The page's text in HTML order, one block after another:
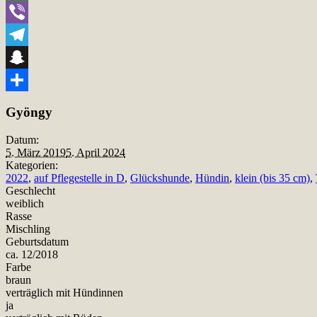
WhatsApp
Viber
Telegram
Snapchat
Gyöngy
Datum:
5. März 20195. April 2024
Kategorien:
2022, auf Pflegestelle in D, Glückshunde, Hündin, klein (bis 35 cm),
Geschlecht
weiblich
Rasse
Mischling
Geburtsdatum
ca. 12/2018
Farbe
braun
verträglich mit Hündinnen
ja